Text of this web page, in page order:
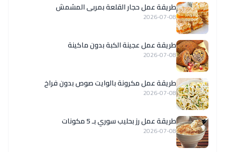
طريقة عمل حجار القلعة بمربى المشمش
2026-07-08
طريقة عمل عجينة الكبة بدون ماكينة
2026-07-08
طريقة عمل مكرونة بالوايت صوص بدون فراخ
2026-07-08
طريقة عمل رز بحليب سوري بـ 5 مكونات
2026-07-08